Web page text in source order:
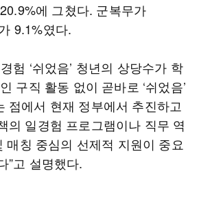
에 그쳤다. 군복무가
9.1%였다.
험 ‘쉬었음’ 청년의 상당수가 학
구직 활동 없이 곧바로 ‘쉬었음’
점에서 현재 정부에서 추진하고
의 일경험 프로그램이나 직무 역
매칭 중심의 선제적 지원이 중요
”고 설명했다.